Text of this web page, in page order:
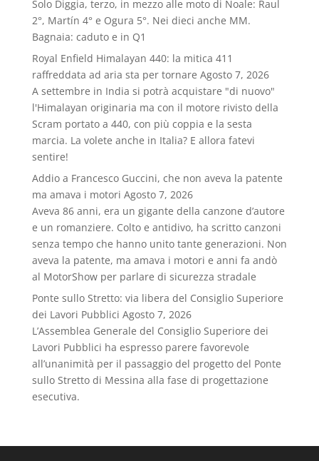
Solo Diggia, terzo, in mezzo alle moto di Noale: Raul
2°, Martín 4° e Ogura 5°. Nei dieci anche MM.
Bagnaia: caduto e in Q1
Royal Enfield Himalayan 440: la mitica 411
raffreddata ad aria sta per tornare Agosto 7, 2026
A settembre in India si potrà acquistare "di nuovo"
l'Himalayan originaria ma con il motore rivisto della
Scram portato a 440, con più coppia e la sesta
marcia. La volete anche in Italia? E allora fatevi
sentire!
Addio a Francesco Guccini, che non aveva la patente
ma amava i motori Agosto 7, 2026
Aveva 86 anni, era un gigante della canzone d’autore
e un romanziere. Colto e antidivo, ha scritto canzoni
senza tempo che hanno unito tante generazioni. Non
aveva la patente, ma amava i motori e anni fa andò
al MotorShow per parlare di sicurezza stradale
Ponte sullo Stretto: via libera del Consiglio Superiore
dei Lavori Pubblici Agosto 7, 2026
L’Assemblea Generale del Consiglio Superiore dei
Lavori Pubblici ha espresso parere favorevole
all’unanimità per il passaggio del progetto del Ponte
sullo Stretto di Messina alla fase di progettazione
esecutiva.